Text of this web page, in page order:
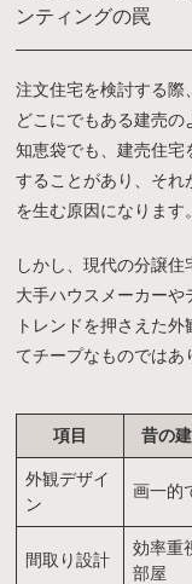
ンティングの罠
注文住宅を検討する際
どこにでもある建売の
知恵袋でも、建売住宅
することがあり、それ
を生む原因になります。
しかし、現代の分譲住
大手ハウスメーカーや
トレンドを押さえた
てチープなものではあ
項目 昔の
外観デザイ
ン
画一的
間取り設計
効率重
部屋